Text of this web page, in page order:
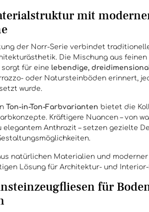
mit
der Norr-Serie verbindet
Die Mischung aus
für eine lebendige,
oder Natursteinböden erinnert,
wurde.
Ton-in-Ton-Farbvarianten bietet die
Kräftigere Nuancen – von
elegantem Anthrazit – setzen gezielte
natürlichen Materialien und
Lösung für Architektur- und Interior-
für